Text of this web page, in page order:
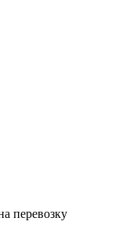
перевозку